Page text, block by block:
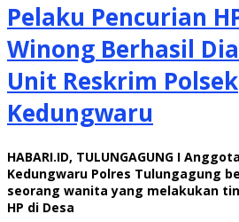
Pelaku Pencurian
Winong Berhasil
Unit Reskrim Polsek
Kedungwaru
HABARI.ID, TULUNGAGUNG I
Kedungwaru Polres Tulungagung
seorang wanita yang melakukan
HP di Desa